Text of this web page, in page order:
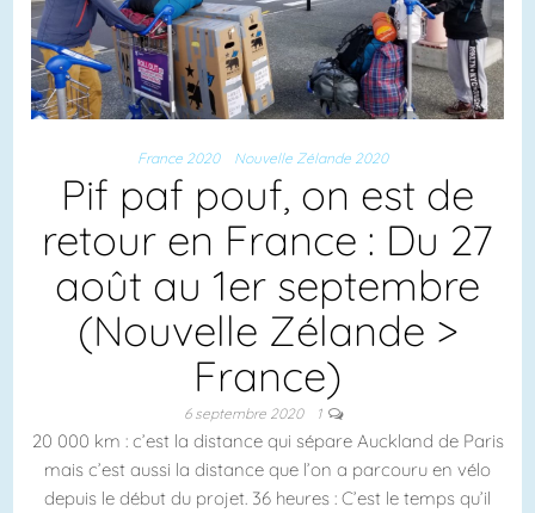
France 2020 Nouvelle Zélande 2020
Pif paf pouf, on est de
retour en France : Du 27
août au 1er septembre
(Nouvelle Zélande >
France)
6 septembre 2020 1
20 000 km : c’est la distance qui sépare Auckland de Paris
mais c’est aussi la distance que l’on a parcouru en vélo
depuis le début du projet. 36 heures : C’est le temps qu’il